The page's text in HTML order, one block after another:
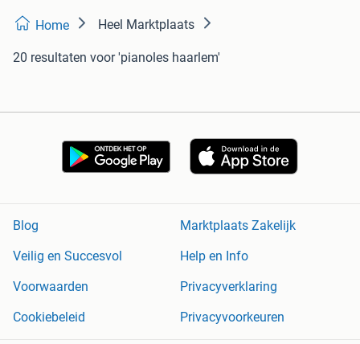
Home Heel Marktplaats
20 resultaten voor 'pianoles haarlem'
Blog
Marktplaats Zakelijk
Veilig en Succesvol
Help en Info
Voorwaarden
Privacyverklaring
Cookiebeleid
Privacyvoorkeuren